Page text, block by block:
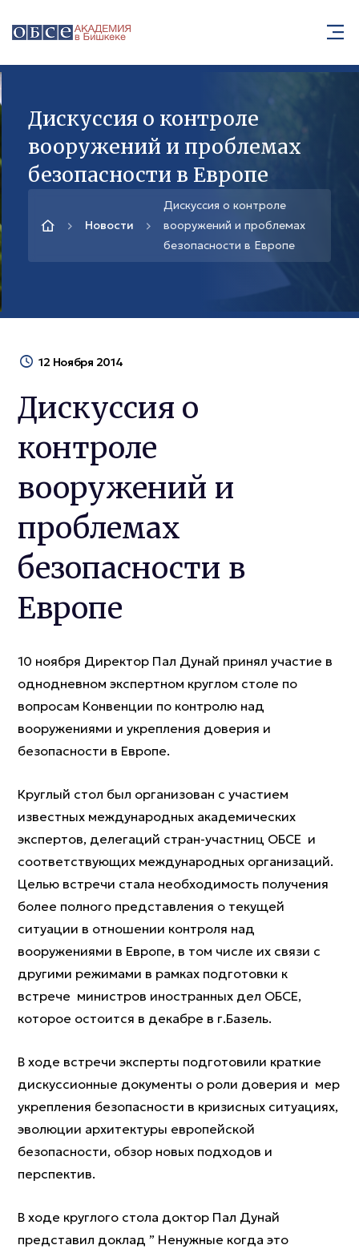
Дискуссия о контроле
вооружений и проблемах
безопасности в Европе
Новости
Дискуссия о контроле
вооружений и проблемах
безопасности в Европе
12 Ноября 2014
Дискуссия о
контроле
вооружений и
проблемах
безопасности в
Европе
10 ноября Директор Пал Дунай принял участие в
однодневном экспертном круглом столе по
вопросам Конвенции по контролю над
вооружениями и укрепления доверия и
безопасности в Европе.
Круглый стол был организован с участием
известных международных академических
экспертов, делегаций стран-участниц ОБСЕ и
соответствующих международных организаций.
Целью встречи стала необходимость получения
более полного представления о текущей
ситуации в отношении контроля над
вооружениями в Европе, в том числе их связи с
другими режимами в рамках подготовки к
встрече министров иностранных дел ОБСЕ,
которое остоится в декабре в г.Базель.
В ходе встречи эксперты подготовили краткие
дискуссионные документы о роли доверия и мер
укрепления безопасности в кризисных ситуациях,
эволюции архитектуры европейской
безопасности, обзор новых подходов и
перспектив.
В ходе круглого стола доктор Пал Дунай
представил доклад ” Ненужные когда это